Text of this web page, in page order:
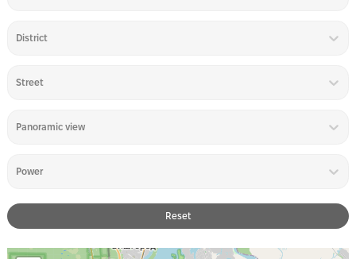
District
Street
Panoramic view
Power
Reset